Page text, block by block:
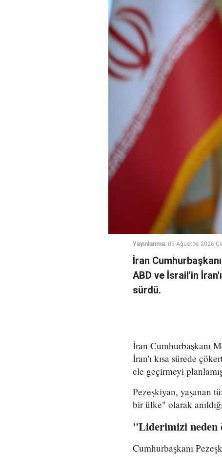
Yayınlanma: 05 Ağustos 2026
İran
ABD ve İsrail'in
sürdü.
İran Cumhurbaşkanı
İran'ı kısa sürede
ele geçirmeyi
Pezeşkiyan, yaşanan
bir ülke" olarak
"Liderimizi neden
Cumhurbaşkanı